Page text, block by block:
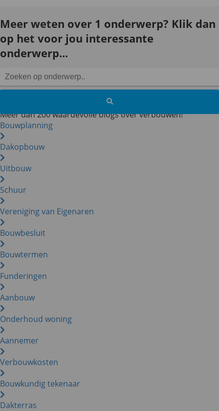
Meer weten over 1 onderwerp? Klik dan
op het voor jou interessante
onderwerp...
Meer dan 200 waardevolle blogs over verbouwen!
Bouwplanning
Dakopbouw
Uitbouw
Schuur
Vereniging van Eigenaren
Bouwbesluit
Bouwtermen
Funderingen
Aanbouw
Onderhoud woning
Aannemer
Verbouwkosten
Bouwkundig tekenaar
Dakterras